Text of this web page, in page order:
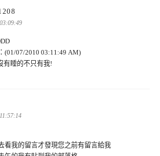
示:
(01/07/2010 03:11:49 AM)
有睡的不只有我!
:
看我的留言才發現您之前有留言給我